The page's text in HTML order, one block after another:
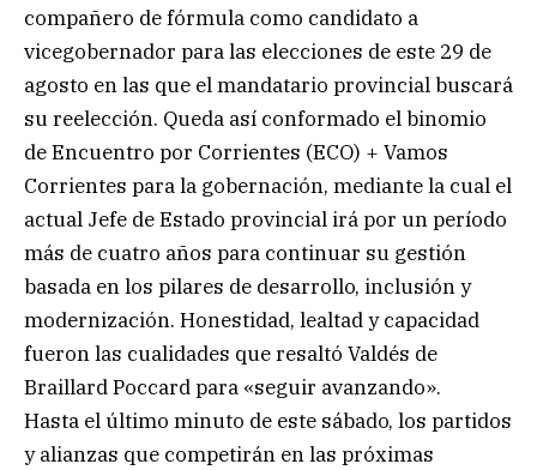
compañero de fórmula como candidato a
vicegobernador para las elecciones de este 29 de
agosto en las que el mandatario provincial buscará
su reelección. Queda así conformado el binomio
de Encuentro por Corrientes (ECO) + Vamos
Corrientes para la gobernación, mediante la cual el
actual Jefe de Estado provincial irá por un período
más de cuatro años para continuar su gestión
basada en los pilares de desarrollo, inclusión y
modernización. Honestidad, lealtad y capacidad
fueron las cualidades que resaltó Valdés de
Braillard Poccard para «seguir avanzando».
Hasta el último minuto de este sábado, los partidos
y alianzas que competirán en las próximas